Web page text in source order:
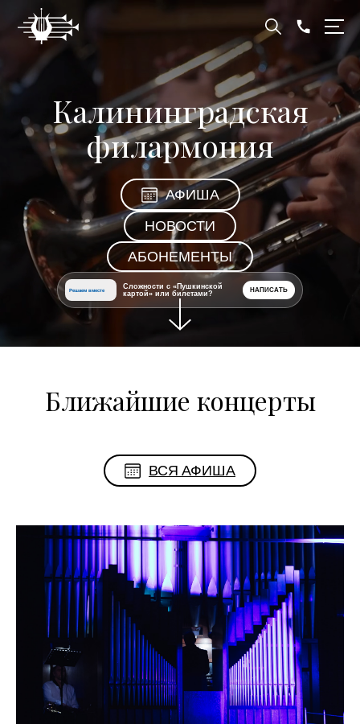
Калининградская
филармония
АФИША
НОВОСТИ
АБОНЕМЕНТЫ
Решаем вместе
Сложности с «Пушкинской
картой» или билетами?
НАПИСАТЬ
Ближайшие концерты
ВСЯ АФИША